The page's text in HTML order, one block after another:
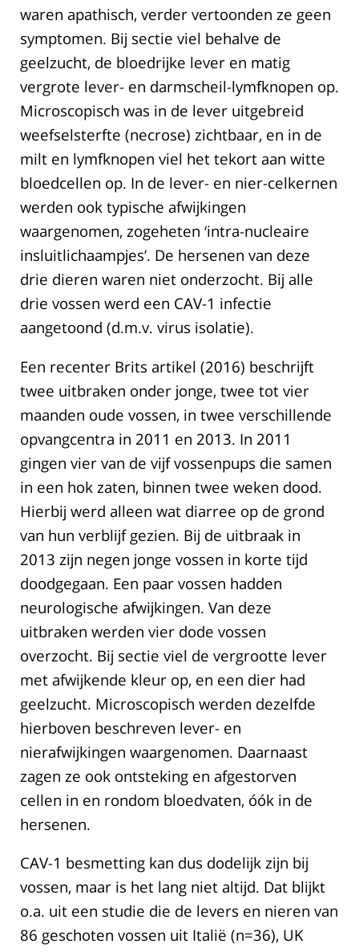
waren apathisch, verder vertoonden ze geen
symptomen. Bij sectie viel behalve de
geelzucht, de bloedrijke lever en matig
vergrote lever- en darmscheil-lymfknopen op.
Microscopisch was in de lever uitgebreid
weefselsterfte (necrose) zichtbaar, en in de
milt en lymfknopen viel het tekort aan witte
bloedcellen op. In de lever- en nier-celkernen
werden ook typische afwijkingen
waargenomen, zogeheten ‘intra-nucleaire
insluitlichaampjes’. De hersenen van deze
drie dieren waren niet onderzocht. Bij alle
drie vossen werd een CAV-1 infectie
aangetoond (d.m.v. virus isolatie).
Een recenter Brits artikel (2016) beschrijft
twee uitbraken onder jonge, twee tot vier
maanden oude vossen, in twee verschillende
opvangcentra in 2011 en 2013. In 2011
gingen vier van de vijf vossenpups die samen
in een hok zaten, binnen twee weken dood.
Hierbij werd alleen wat diarree op de grond
van hun verblijf gezien. Bij de uitbraak in
2013 zijn negen jonge vossen in korte tijd
doodgegaan. Een paar vossen hadden
neurologische afwijkingen. Van deze
uitbraken werden vier dode vossen
overzocht. Bij sectie viel de vergrootte lever
met afwijkende kleur op, en een dier had
geelzucht. Microscopisch werden dezelfde
hierboven beschreven lever- en
nierafwijkingen waargenomen. Daarnaast
zagen ze ook ontsteking en afgestorven
cellen in en rondom bloedvaten, óók in de
hersenen.
CAV-1 besmetting kan dus dodelijk zijn bij
vossen, maar is het lang niet altijd. Dat blijkt
o.a. uit een studie die de levers en nieren van
86 geschoten vossen uit Italië (n=36), UK